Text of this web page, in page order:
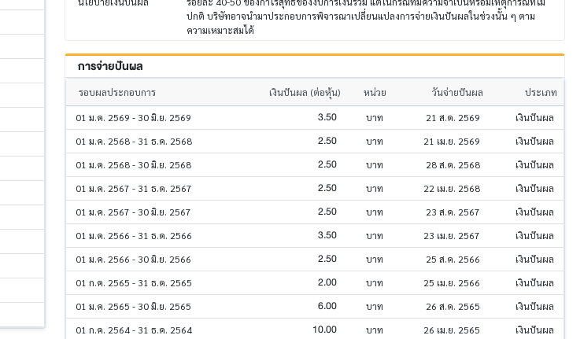
ปกติ บริษัทอาจนำมาประกอบการพิจารณาเปลี่ยนแปลงการจ่ายเงินปันผลในช่วงนั้น ๆ ตาม
ความเหมาะสมได้
การจ่ายปันผล
รอบผลประกอบการ เงินปันผล (ต่อหุ้น) หน่วย วันจ่ายปันผล
ประเภท
01 ม.ค. 2569 - 30 มิ.ย. 2569
3.50 บาท 21 ส.ค. 2569
เงินปันผล
01 ม.ค. 2568 - 31 ธ.ค. 2568
2.50 บาท 21 เม.ย. 2569
เงินปันผล
01 ม.ค. 2568 - 30 มิ.ย. 2568
2.50 บาท 28 ส.ค. 2568
เงินปันผล
01 ม.ค. 2567 - 31 ธ.ค. 2567
2.50 บาท 22 เม.ย. 2568
เงินปันผล
01 ม.ค. 2567 - 30 มิ.ย. 2567
2.50 บาท 23 ส.ค. 2567
เงินปันผล
01 ม.ค. 2566 - 31 ธ.ค. 2566
3.50 บาท 23 เม.ย. 2567
เงินปันผล
01 ม.ค. 2566 - 30 มิ.ย. 2566
2.50 บาท 25 ส.ค. 2566
เงินปันผล
01 ก.ค. 2565 - 31 ธ.ค. 2565
2.00 บาท 25 เม.ย. 2566
เงินปันผล
01 ม.ค. 2565 - 30 มิ.ย. 2565
6.00 บาท 26 ส.ค. 2565
เงินปันผล
01 ก.ค. 2564 - 31 ธ.ค. 2564
10.00 บาท 26 เม.ย. 2565
เงินปันผล